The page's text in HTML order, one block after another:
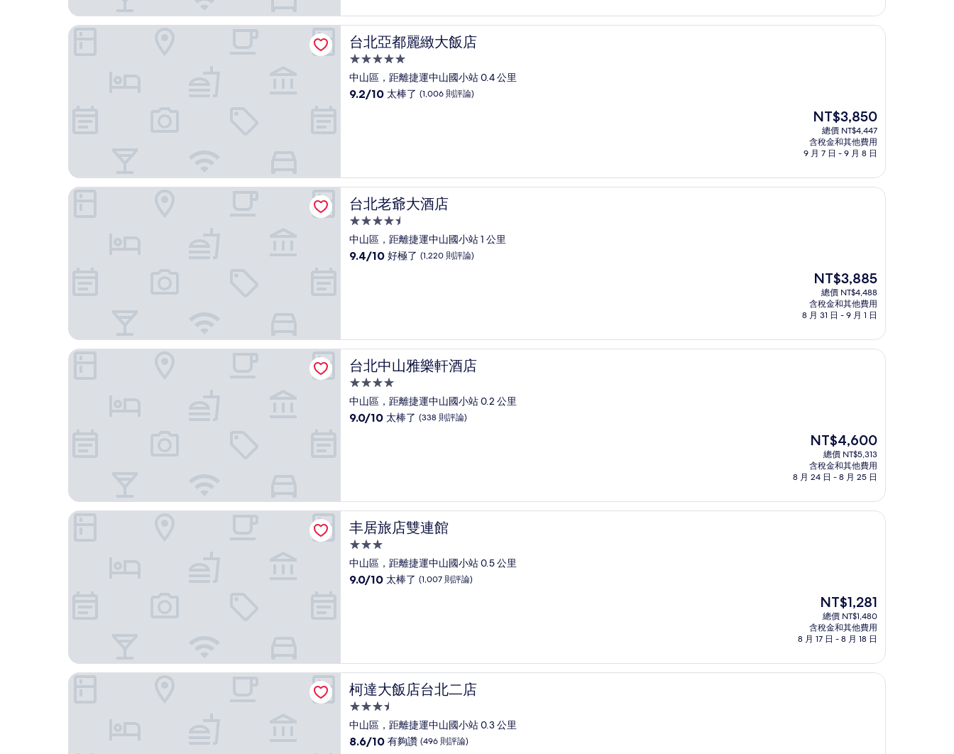
棒
了，
(1,004
則
評
論)
NT$2,079
台北亞都麗緻大飯店
台北亞都麗緻大飯店
5.0
星
級
中山區，距離捷運中山國小站 0.4 公里
9.2
棒
了，
(1,006
則
評
論)
9.2/10 太棒了 (1,006 則評論)
現
價
格
NT$3,850
NT$3,850
總價 NT$4,447
含稅金和其他費用
9 月 7 日 - 9 月 8 日
台北亞都麗緻大飯店
台北老爺大酒店
台北老爺大酒店
4.5
星
級
中山區，距離捷運中山國小站 1 公里
9.4
極
了，
(1,220
則
評
論)
9.4/10 好極了 (1,220 則評論)
現
在
價
格
NT$3,885
NT$3,885
總價 NT$4,488
含稅金和其他費用
8 月 31 日 - 9 月 1 日
台北老爺大酒店
台北中山雅樂軒酒店
台北中山雅樂軒酒店
4.0
星
級
中山區，距離捷運中山國小站 0.2 公里
9.0
棒
了，
(338
則
評
論)
9.0/10 太棒了 (338 則評論)
現
價
格
NT$4,600
NT$4,600
總價 NT$5,313
含稅金和其他費用
8 月 24 日 - 8 月 25 日
台北中山雅樂軒酒店
丰居旅店雙連館
丰居旅店雙連館
3.0
星
級
中山區，距離捷運中山國小站 0.5 公里
9.0
棒
了，
(1,007
則
評
論)
9.0/10 太棒了 (1,007 則評論)
現
在
價
格
NT$1,281
NT$1,281
總價 NT$1,480
含稅金和其他費用
8 月 17 日 - 8 月 18 日
丰居旅店雙連館
柯達大飯店台北二店
柯達大飯店台北二店
3.5
星
級
中山區，距離捷運中山國小站 0.3 公里
8.6
8.6/10 有夠讚 (496 則評論)
柯達大飯店台北二店